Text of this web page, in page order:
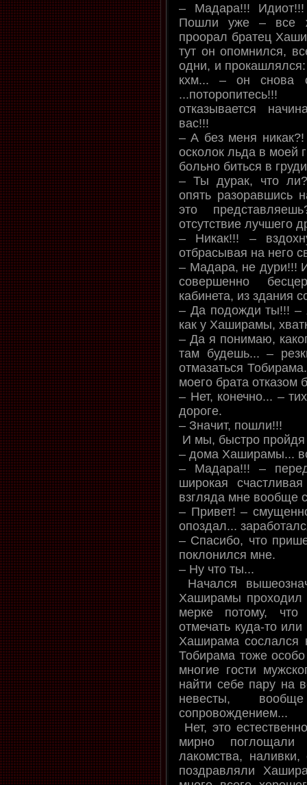
– Мадара!!! Идиот!!!
Пошли уже – все
проорал братец
тут он опомнился,
одни, и
кхм... – он снова
отказывается
вас!!!
– А без меня никак?!
осколок льда в моей
больно биться в
– Ты дурак, что
опять разоравшись
это
отсутствие лучшего
– Никак!!! –
отбрасывая на него
– Мадара, не дури!!!
совершенно
кабинета, из здания
– Да подожди ты!!! –
как у Хаширамы,
– Да я понимаю,
там будешь... –
отмазаться
моего брата отказом
– Нет, конечно... –
дороге.
– Значит, пошли!!!
И мы, быстро пройдя
– дома Хаширамы...
– Мадара!!! –
широкая
взгляда мне вообще
– Привет! –
опоздал...
– Спасибо, что
поклонился мне.
– Ну что ты...
Начался
Хаширамы проходил
мерке потому, что
отмечать куда-то
Хаширама сослался
Тобирама тоже
многие гости
найти себе пару на
невесты,
сопровождением...
Нет, это
мирно поглощали
лакомства,
поздравляли